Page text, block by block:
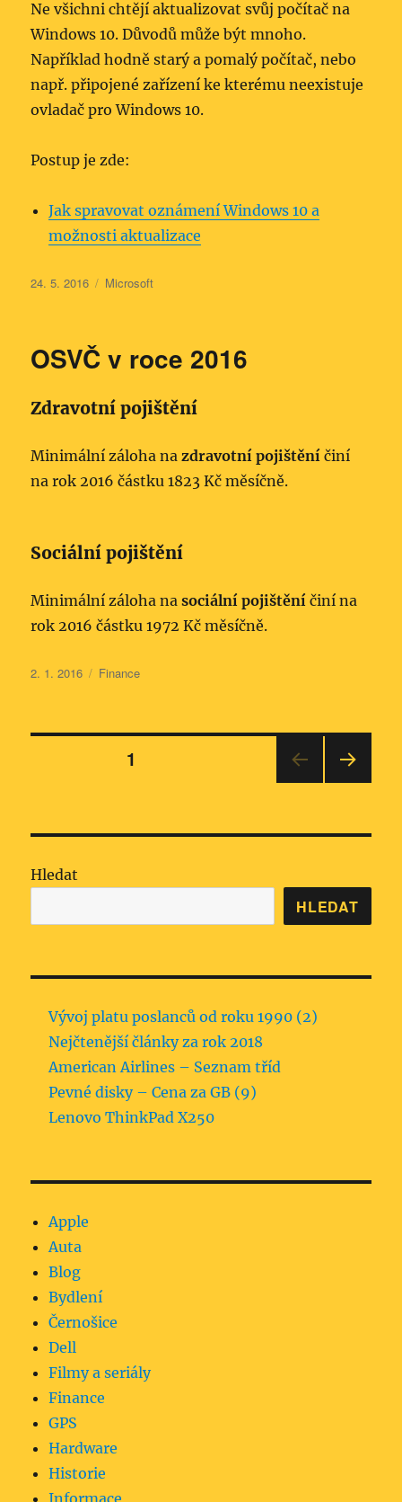
Ne všichni chtějí aktualizovat svůj počítač na
Windows 10. Důvodů může být mnoho.
Například hodně starý a pomalý počítač, nebo
např. připojené zařízení ke kterému neexistuje
ovladač pro Windows 10.
Postup je zde:
Jak spravovat oznámení Windows 10 a
možnosti aktualizace
Publikováno:
24. 5. 2016 Rubriky:
Microsoft
OSVČ v roce 2016
Zdravotní pojištění
Minimální záloha nazdravotní pojištění činí
na rok 2016 částku 1823 Kč měsíčně.
Sociální pojištění
Minimální záloha nasociální pojištění činí na
rok 2016 částku 1972 Kč měsíčně.
Publikováno:
2. 1. 2016 Rubriky:
Finance
Stránkování
1
NKA
Hledat
HLEDAT
Vývoj platu poslanců od roku 1990 (2)
Nejčtenější články za rok 2018
American Airlines – Seznam tříd
Pevné disky – Cena za GB (9)
Lenovo ThinkPad X250
Apple
Auta
Blog
Bydlení
Černošice
Dell
Filmy a seriály
Finance
GPS
Hardware
Historie